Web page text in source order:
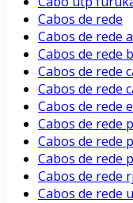
Cabos de rede
Cabos de rede
Cabos de rede
Cabos de rede
Cabos de rede
Cabos de rede
Cabos de rede
Cabos de rede
Cabos de rede
Cabos de rede
Cabos de rede